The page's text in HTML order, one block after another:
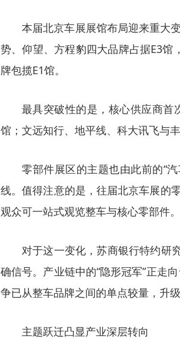
本届北京车展展馆布局迎来重大
势、仰望、方程豹四大品牌占据E3
牌包揽E1馆。
最具突破性的是，核心供应商首
馆；文远知行、地平线、科大讯飞与
零部件展区的主题也由此前的“
线。值得注意的是，往届北京车展的
观众可一站式观览整车与核心零部件。
对于这一变化，苏商银行特约研
确信号。产业链中的“隐形冠军”正走
争已从整车品牌之间的单点较量，升
主题跃迁凸显产业深层转向